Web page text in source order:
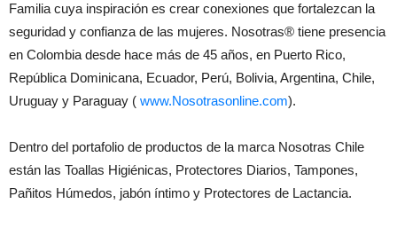
Familia cuya inspiración es crear conexiones que fortalezcan la
seguridad y confianza de las mujeres. Nosotras® tiene presencia
en Colombia desde hace más de 45 años, en Puerto Rico,
República Dominicana, Ecuador, Perú, Bolivia, Argentina, Chile,
Uruguay y Paraguay ( www.Nosotrasonline.com).
Dentro del portafolio de productos de la marca Nosotras Chile
están las Toallas Higiénicas, Protectores Diarios, Tampones,
Pañitos Húmedos, jabón íntimo y Protectores de Lactancia.